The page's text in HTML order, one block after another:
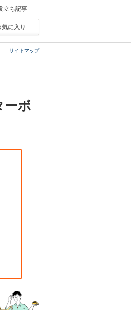
立ち記事
気に入り
サイトマップ
ーボ